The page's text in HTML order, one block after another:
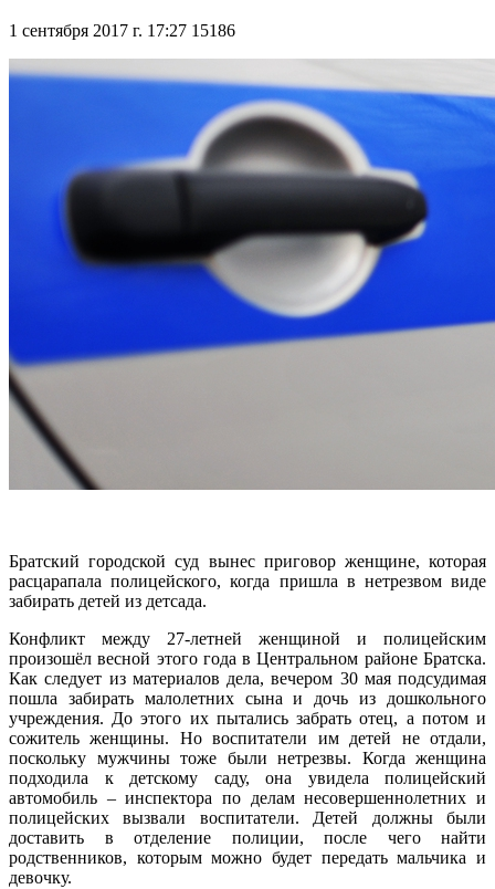
1 сентября 2017 г. 17:27 15186
Братский городской суд вынес приговор женщине, которая
расцарапала полицейского, когда пришла в нетрезвом виде
забирать детей из детсада.
Конфликт между 27-летней женщиной и полицейским
произошёл весной этого года в Центральном районе Братска.
Как следует из материалов дела, вечером 30 мая подсудимая
пошла забирать малолетних сына и дочь из дошкольного
учреждения. До этого их пытались забрать отец, а потом и
сожитель женщины. Но воспитатели им детей не отдали,
поскольку мужчины тоже были нетрезвы. Когда женщина
подходила к детскому саду, она увидела полицейский
автомобиль – инспектора по делам несовершеннолетних и
полицейских вызвали воспитатели. Детей должны были
доставить в отделение полиции, после чего найти
родственников, которым можно будет передать мальчика и
девочку.